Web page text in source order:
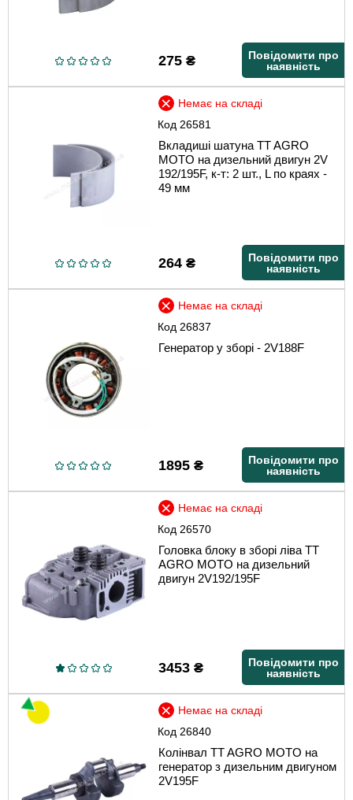
275₴
Повідомити про
наявність
Код 26581
Немає на складі
Вкладиші шатуна TT AGRO
MOTO на дизельний двигун 2V
192/195F, к-т: 2 шт., L по краях -
49 мм
264₴
Повідомити про
наявність
Код 26837
Немає на складі
Генератор у зборі - 2V188F
1895₴
Повідомити про
наявність
Код 26570
Немає на складі
Головка блоку в зборі ліва TT
AGRO MOTO на дизельний
двигун 2V192/195F
3453₴
Повідомити про
наявність
Код 26840
Немає на складі
Колінвал TT AGRO MOTO на
генератор з дизельним двигуном
2V195F